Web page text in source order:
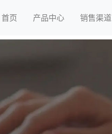
首页 产品中心 销售渠道